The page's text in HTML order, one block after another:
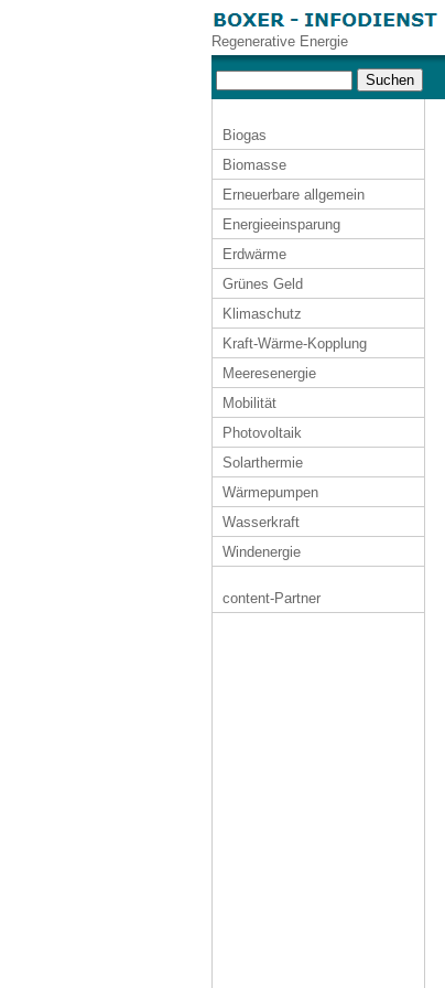
Regenerative Energie
Biogas
Biomasse
Erneuerbare allgemein
Energieeinsparung
Erdwärme
Grünes Geld
Klimaschutz
Kraft-Wärme-Kopplung
Meeresenergie
Mobilität
Photovoltaik
Solarthermie
Wärmepumpen
Wasserkraft
Windenergie
content-Partner